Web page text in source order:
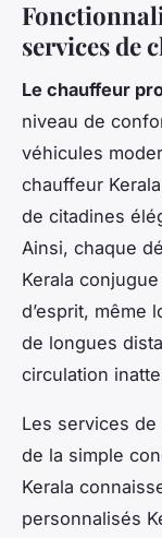
services de
Le chauffeur
niveau de
véhicules
chauffeur
de citadines
Ainsi, chaque
Kerala
d’esprit, même
de longues
circulation
Les services
de la simple
Kerala
personnalisés